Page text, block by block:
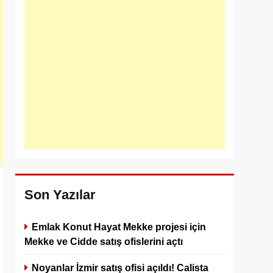
Son Yazılar
Emlak Konut Hayat Mekke projesi için
Mekke ve Cidde satış ofislerini açtı
Noyanlar İzmir satış ofisi açıldı! Calista